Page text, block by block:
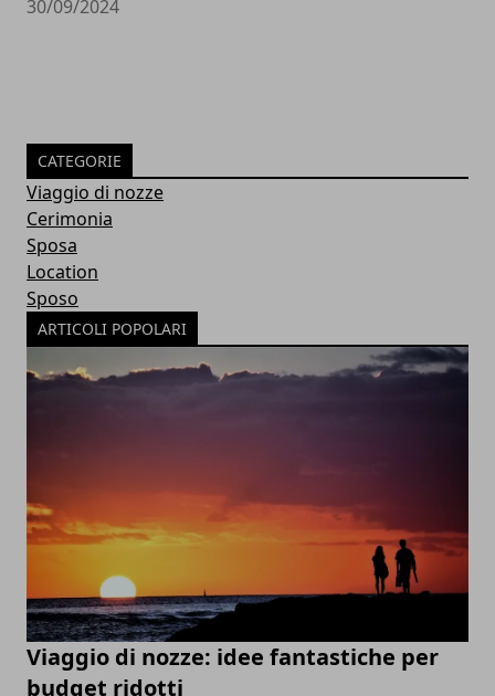
30/09/2024
CATEGORIE
Viaggio di nozze
Cerimonia
Sposa
Location
Sposo
ARTICOLI POPOLARI
Viaggio di nozze: idee fantastiche per
budget ridotti